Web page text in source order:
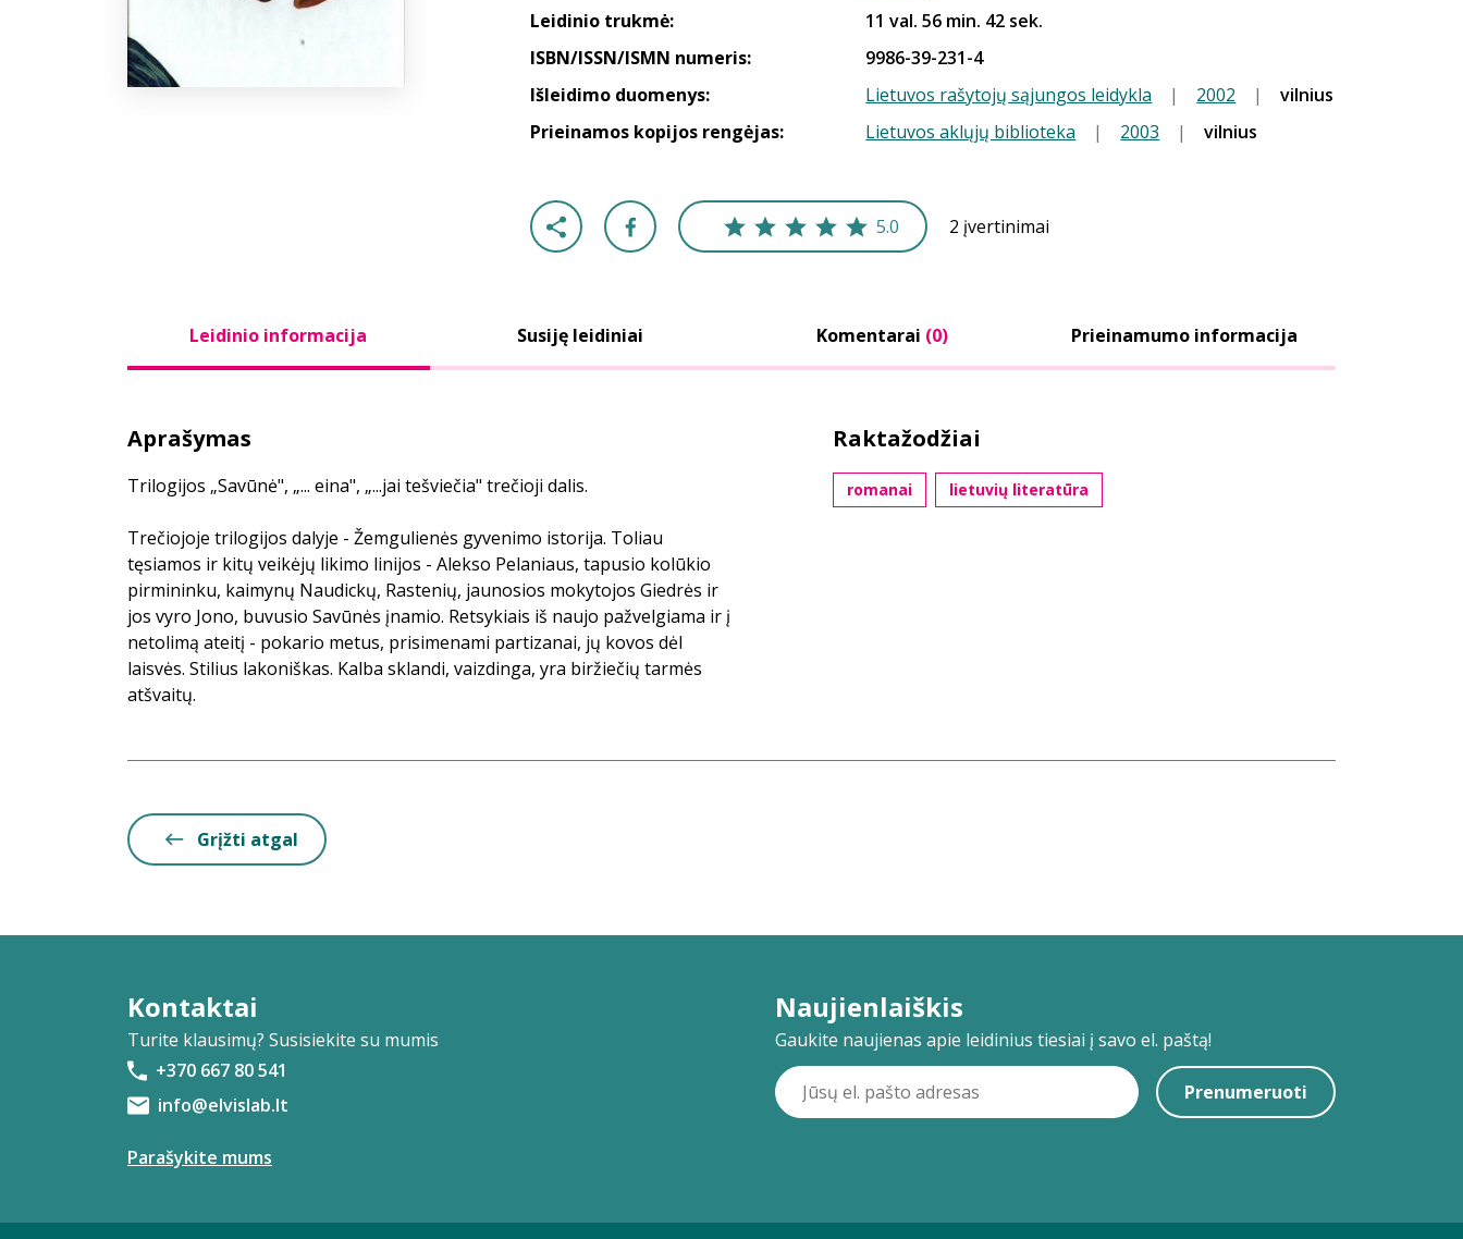
Leidinio trukmė:
11 val. 56 min. 42 sek.
ISBN/ISSN/ISMN numeris:
9986-39-231-4
Išleidimo duomenys:
Lietuvos rašytojų sąjungos leidykla | 2002 |
vilnius
Prieinamos kopijos rengėjas:
Lietuvos aklųjų biblioteka | 2003 | vilnius
5.0 2 įvertinimai
Leidinio informacija Susiję leidiniai Komentarai (0) Prieinamumo informacija
Aprašymas
Trilogijos „Savūnė", „... eina", „...jai tešviečia" trečioji dalis.
Trečiojoje trilogijos dalyje - Žemgulienės gyvenimo istorija. Toliau
tęsiamos ir kitų veikėjų likimo linijos - Alekso Pelaniaus, tapusio kolūkio
pirmininku, kaimynų Naudickų, Rastenių, jaunosios mokytojos Giedrės ir
jos vyro Jono, buvusio Savūnės įnamio. Retsykiais iš naujo pažvelgiama ir į
netolimą ateitį - pokario metus, prisimenami partizanai, jų kovos dėl
laisvės. Stilius lakoniškas. Kalba sklandi, vaizdinga, yra biržiečių tarmės
atšvaitų.
Raktažodžiai
romanai lietuvių literatūra
Grįžti atgal
Kontaktai
Turite klausimų? Susisiekite su mumis
+370 667 80 541
info@elvislab.lt
Parašykite mums
Naujienlaiškis
Gaukite naujienas apie leidinius tiesiai į savo el. paštą!
Prenumeruoti